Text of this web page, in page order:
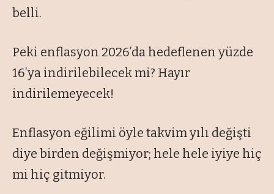
belli.
Peki enflasyon 2026’da hedeflenen yüzde
16’ya indirilebilecek mi? Hayır
indirilemeyecek!
Enflasyon eğilimi öyle takvim yılı değişti
diye birden değişmiyor; hele hele iyiye hiç
mi hiç gitmiyor.